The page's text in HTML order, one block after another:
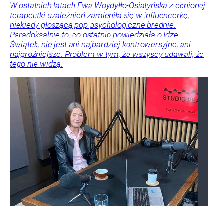
W ostatnich latach Ewa Woydyłło-Osiatyńska z cenionej
terapeutki uzależnień zamieniła się w influencerkę,
niekiedy głoszącą pop-psychologiczne brednie.
Paradoksalnie to, co ostatnio powiedziała o Idze
Świątek, nie jest ani najbardziej kontrowersyjne, ani
najgroźniejsze. Problem w tym, że wszyscy udawali, że
tego nie widzą.